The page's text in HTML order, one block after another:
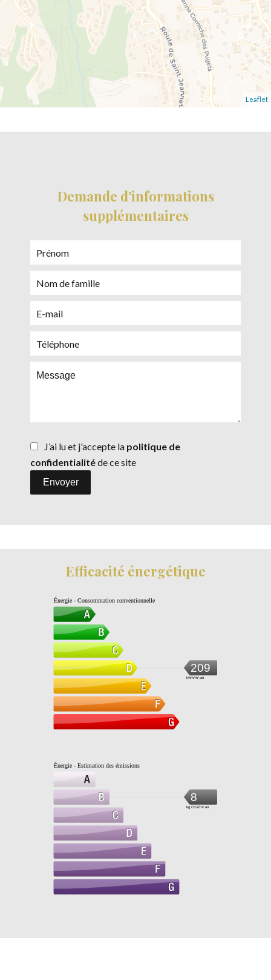
Leaflet
Demande d'informations
supplémentaires
J’ai lu et j'accepte la politique de
confidentialitéde ce site
Envoyer
Efficacité énergétique
Énergie - Consommation conventionnelle
209
kWh/m².an
Énergie - Estimation des émissions
8
kg CO2/m².an